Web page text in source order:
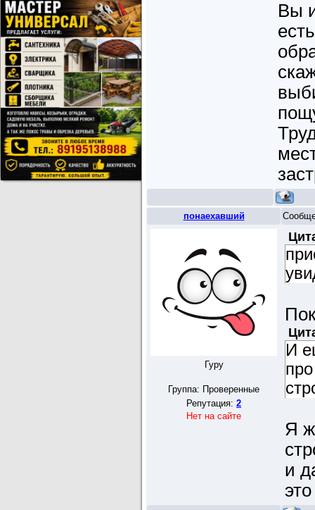
Вы
понаехавший
Гуру
Группа: Проверенные
Репутация: 2
Нет на сайте
И
Я
и